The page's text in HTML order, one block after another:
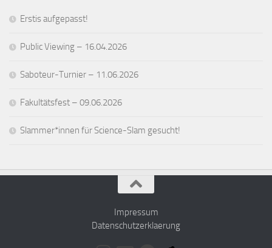
Erstis aufgepasst!
Public Viewing – 16.04.2026
Saboteur-Turnier – 11.06.2026
Fakultätsfest – 09.06.2026
Slammer*innen für Science-Slam gesucht!
Impressum
Datenschutzerklaerung